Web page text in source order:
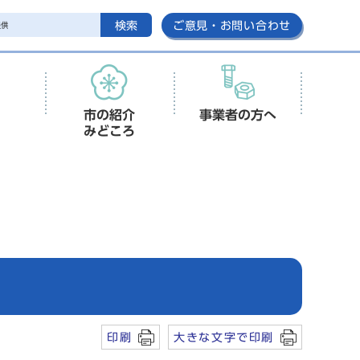
検索 ご意見・お問い合わせ
市の紹介
みどころ
事業者の方へ
印刷 大きな文字で印刷